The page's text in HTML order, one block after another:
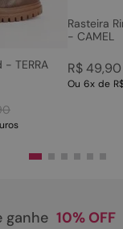
TERRA
Rasteira
- CAMEL
R$49,90
Ou 6x de
ganhe 10% OFF